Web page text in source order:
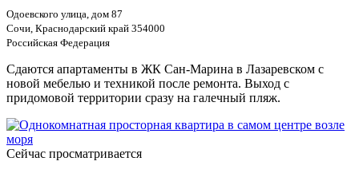
Одоевского улица, дом 87
Сочи, Краснодарский край 354000
Российская Федерация
Сдаются апартаменты в ЖК Сан-Марина в Лазаревском с
новой мебелью и техникой после ремонта. Выход с
придомовой территории сразу на галечный пляж.
Сейчас просматривается